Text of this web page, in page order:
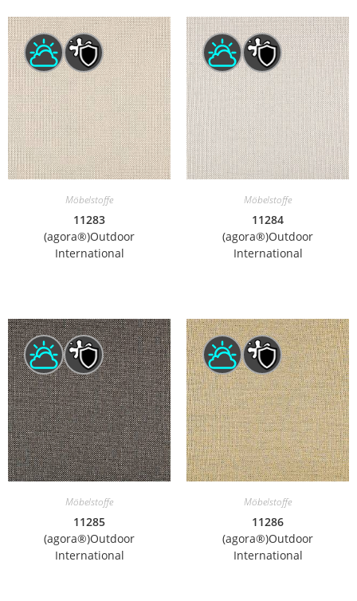
Möbelstoffe
11283
(agora®)Outdoor
International
Möbelstoffe
11284
(agora®)Outdoor
International
Möbelstoffe
11285
(agora®)Outdoor
International
Möbelstoffe
11286
(agora®)Outdoor
International